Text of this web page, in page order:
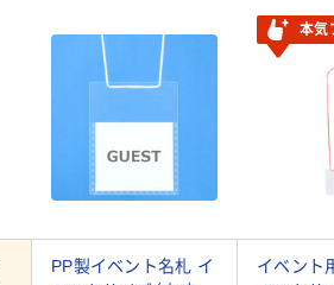
本気
PP製イベント名札 イ
イベン